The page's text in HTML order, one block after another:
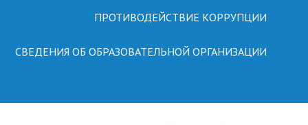
ПРОТИВОДЕЙСТВИЕ КОРРУПЦИИ
СВЕДЕНИЯ ОБ ОБРАЗОВАТЕЛЬНОЙ ОРГАНИЗАЦИИ